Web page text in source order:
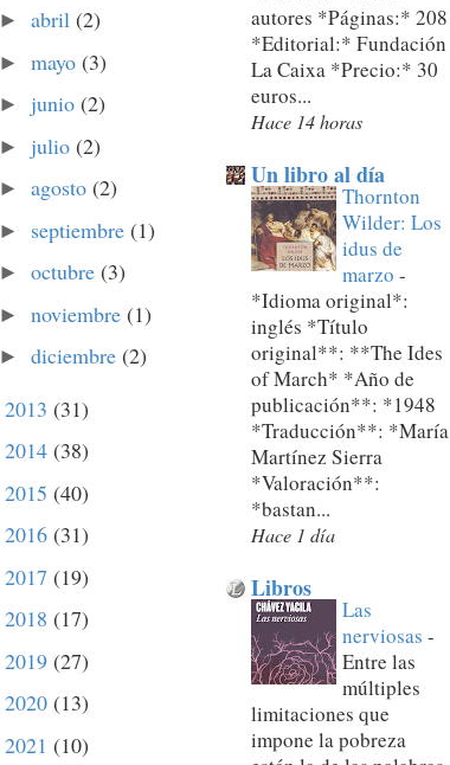
► abril (2)
► mayo (3)
► junio (2)
► julio (2)
► agosto (2)
► septiembre (1)
► octubre (3)
► noviembre (1)
► diciembre (2)
2013 (31)
2014 (38)
2015 (40)
2016 (31)
2017 (19)
2018 (17)
2019 (27)
2020 (13)
2021 (10)
autores *Páginas:* 208
*Editorial:* Fundación
La Caixa *Precio:* 30
euros...
Hace 14 horas
Un libro al día
Thornton
Wilder: Los
idus de
marzo -
*Idioma original*:
inglés *Título
original**: **The Ides
of March* *Año de
publicación**: *1948
*Traducción**: *María
Martínez Sierra
*Valoración**:
*bastan...
Hace 1 día
Libros
Las
nerviosas -
Entre las
múltiples
limitaciones que
impone la pobreza